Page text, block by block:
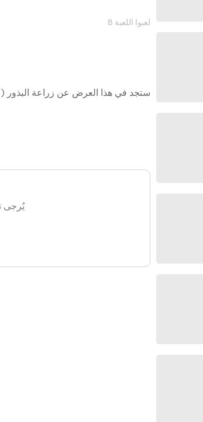
8 لعبوا اللعبة
ستجد في هذا العرض عن زراعة البذور (
يُرجى